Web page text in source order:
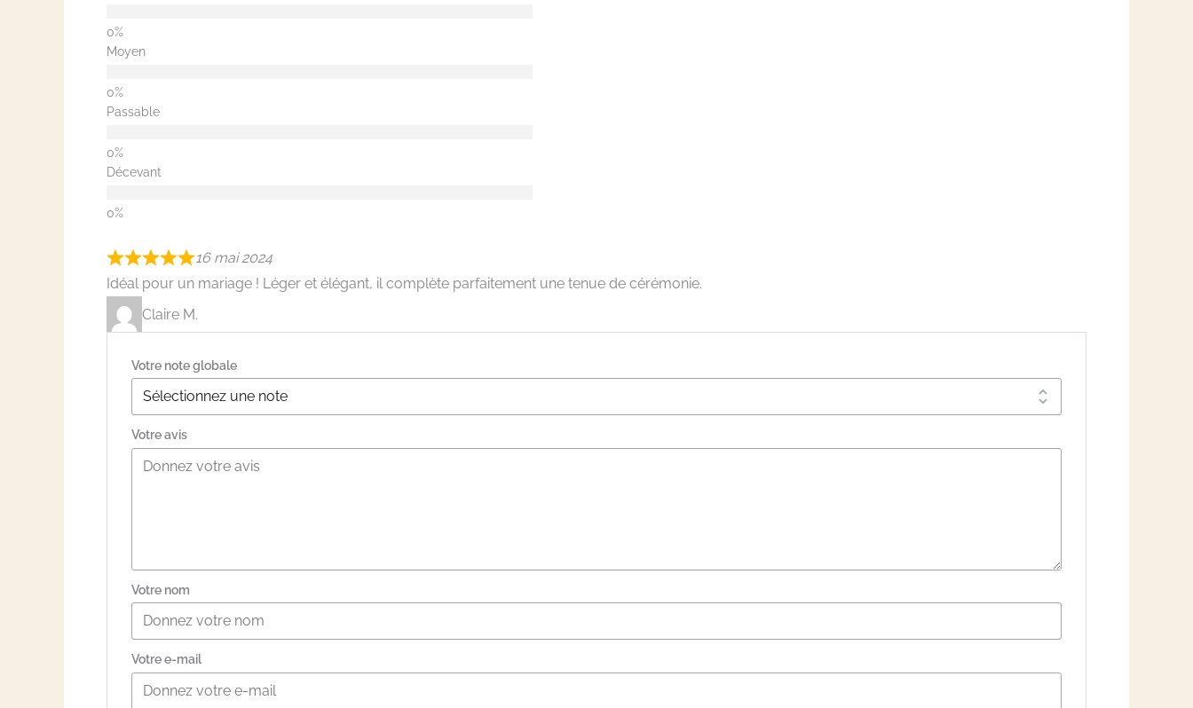
Moyen
Passable
Décevant
16 mai 2024
Idéal pour un mariage ! Léger et élégant, il complète parfaitement une tenue de cérémonie.
Claire M.
Votre note globale
Votre avis
Votre nom
Votre e-mail